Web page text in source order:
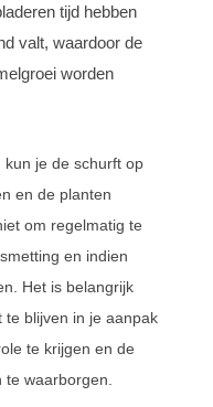
tijd hebben
valt, waardoor de
worden
je de schurft op
en de planten
om regelmatig te
en indien
Het is belangrijk
te blijven in je aanpak
te krijgen en de
waarborgen.